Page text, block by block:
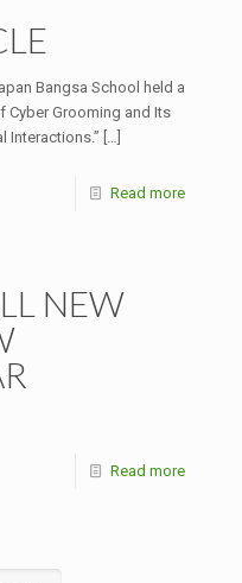
Bangsa School held a
Cyber Grooming and Its
Interactions.” […]
Read more
NEW
Read more